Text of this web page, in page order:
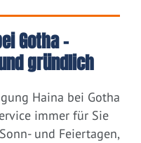
Gotha –
gründlich
Haina bei Gotha
immer für Sie
und Feiertagen,